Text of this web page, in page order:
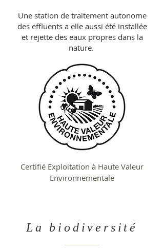
Une station de traitement autonome
des effluents a elle aussi été installée
et rejette des eaux propres dans la
nature.
Certifié Exploitation à Haute Valeur
Environnementale
La biodiversité